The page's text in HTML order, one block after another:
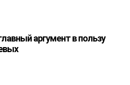
аргумент в пользу